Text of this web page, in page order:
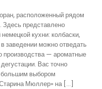
расположенный рядом
Здесь представлено
кухни: колбаски,
заведении можно отведать
производства — ароматные
Вас точно
большим выбором
Мюллер» на […]